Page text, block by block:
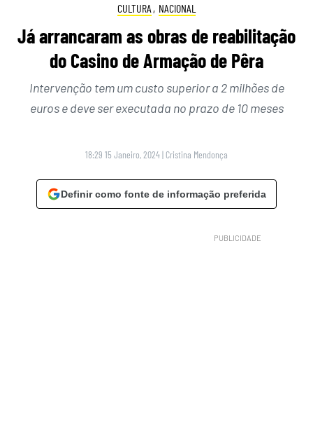
CULTURA , NACIONAL
Já arrancaram as obras de reabilitação
do Casino de Armação de Pêra
Intervenção tem um custo superior a 2 milhões de
euros e deve ser executada no prazo de 10 meses
18:29 15 Janeiro, 2024| Cristina Mendonça
Definir como fonte de informação preferida